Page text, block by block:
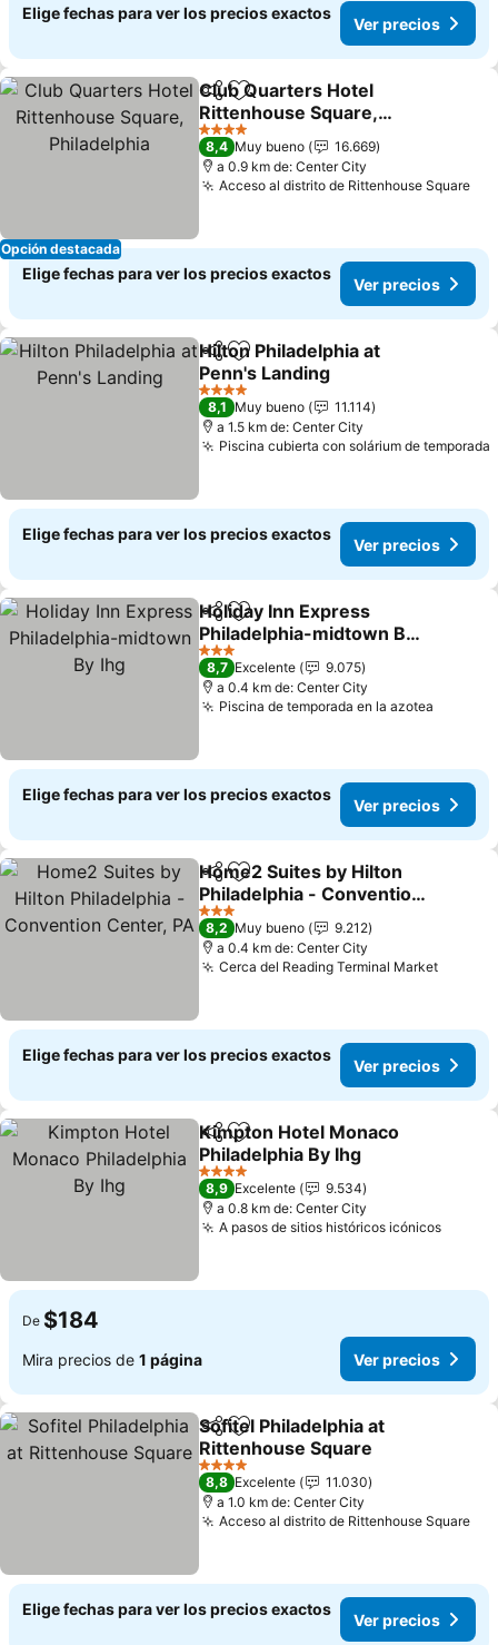
Elige fechas para ver los precios exactos
Ver precios
Opción destacada
CompartirAgregar a favoritos
Club Quarters Hotel
Rittenhouse Square,
Philadelphia
Ver precios
4 Estrellas
8,4 Muy bueno
16.669
a 0.9 km de: Center City
Acceso al distrito de Rittenhouse Square
Elige fechas para ver los precios exactos
Ver precios
CompartirAgregar a favoritos
Hilton Philadelphia at
Penn's Landing
Ver precios
4 Estrellas
8,1 Muy bueno
11.114
a 1.5 km de: Center City
Piscina cubierta con solárium de temporada
Elige fechas para ver los precios exactos
Ver precios
CompartirAgregar a favoritos
Holiday Inn Express
Philadelphia-midtown By
Ihg
Ver precios
3 Estrellas
8,7 Excelente
9.075
a 0.4 km de: Center City
Piscina de temporada en la azotea
Elige fechas para ver los precios exactos
Ver precios
CompartirAgregar a favoritos
Home2 Suites by Hilton
Philadelphia - Convention
Center, PA
Ver precios
3 Estrellas
8,2 Muy bueno
9.212
a 0.4 km de: Center City
Cerca del Reading Terminal MarketVer
Elige fechas para ver los precios exactos
Ver precios
CompartirAgregar a favoritos
Kimpton Hotel Monaco
Philadelphia By Ihg
Ver precios
4 Estrellas
8,9 Excelente
9.534
a 0.8 km de: Center City
A pasos de sitios históricos icónicosVer
De $184
Mira precios de 1 página Ver precios
CompartirAgregar a favoritos
Sofitel Philadelphia at
Rittenhouse Square
Ver precios
4 Estrellas
8,8 Excelente
11.030
a 1.0 km de: Center City
Acceso al distrito de Rittenhouse Square
Elige fechas para ver los precios exactos
Ver precios